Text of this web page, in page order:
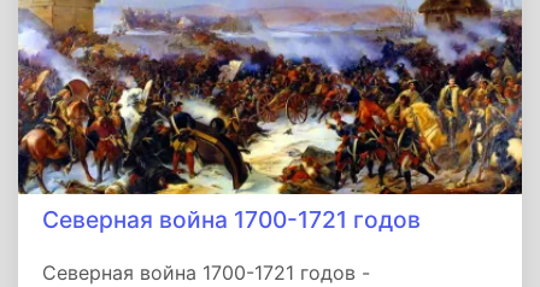
Почти треть водителей ответили, что у них
слипались глаза за рулем.
Северная война 1700-1721 годов
Северная война 1700-1721 годов -